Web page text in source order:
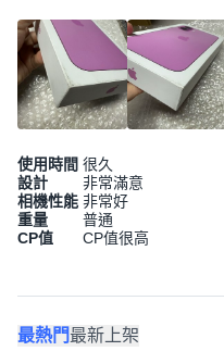
使用時間 很久
設計
非常滿意
相機性能 非常好
重量
普通
CP值
CP值很高
最熱門最新上架